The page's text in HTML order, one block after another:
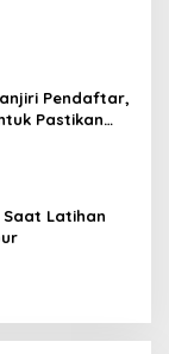
Pendaftar,
Pastikan
Saat Latihan